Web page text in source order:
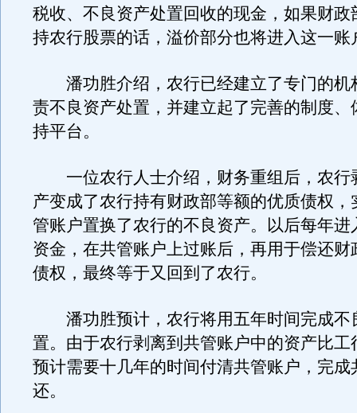
税收、不良资产处置回收的现金，如果财政
持农行股票的话，溢价部分也将进入这一账
潘功胜介绍，农行已经建立了专门的机
责不良资产处置，并建立起了完善的制度、
持平台。
一位农行人士介绍，财务重组后，农行
产变成了农行持有财政部等额的优质债权，
管账户置换了农行的不良资产。以后每年进
资金，在共管账户上过账后，再用于偿还财
债权，最终等于又回到了农行。
潘功胜预计，农行将用五年时间完成不
置。由于农行剥离到共管账户中的资产比工
预计需要十几年的时间付清共管账户，完成
还。